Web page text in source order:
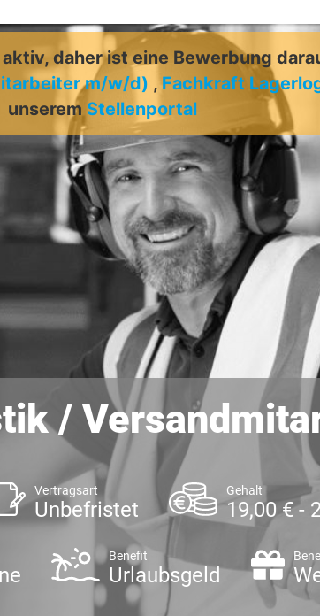
daher ist eine Bewerbung
m/w/d) , Fachkraft
unserem Stellenportal
/
Vertragsart
Unbefristet
Gehalt
19,00 € -
Benefit
Urlaubsgeld